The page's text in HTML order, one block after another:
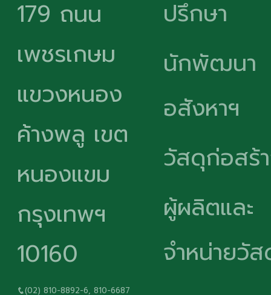
179 ถนน
เพชรเกษม
แขวงหนอง
ค้างพลู เขต
หนองแขม
กรุงเทพฯ
10160
(02) 810-8892-6, 810-6687
ปรึกษา
นักพัฒนา
อสังหาฯ
วัสดุก่อสร้
ผู้ผลิตและ
จำหน่ายวั